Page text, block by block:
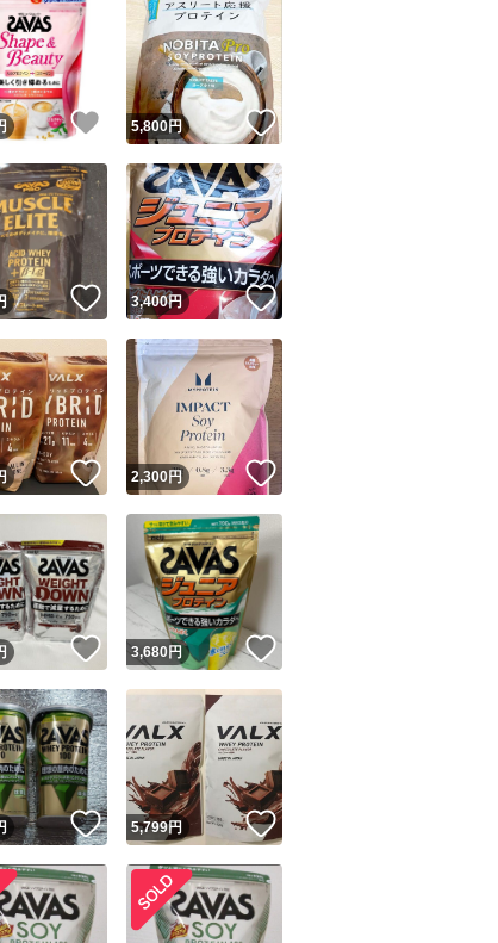
いいね！
5,800円 いいね！
いいね！
3,400円 いいね！
いいね！
2,300円
いいね！
3,680円 いいね！
いいね！
5,799円 いいね！